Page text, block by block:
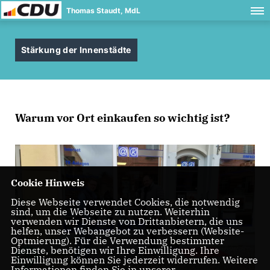
Thomas Staudt, MdL
Stärkung der Innenstädte
Warum vor Ort einkaufen so wichtig ist?
Cookie Hinweis
Diese Webseite verwendet Cookies, die notwendig
sind, um die Webseite zu nutzen. Weiterhin
verwenden wir Dienste von Drittanbietern, die uns
helfen, unser Webangebot zu verbessern (Website-
Optmierung). Für die Verwendung bestimmter
Dienste, benötigen wir Ihre Einwilligung. Ihre
Einwilligung können Sie jederzeit widerrufen. Weitere